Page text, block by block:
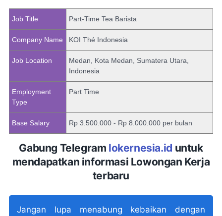
Job Title Part-Time Tea Barista
Company Name KOI Thé Indonesia
Job Location
Medan, Kota Medan, Sumatera Utara,
Indonesia
Employment
Type
Part Time
Base Salary Rp 3.500.000 - Rp 8.000.000 per bulan
Gabung Telegram lokernesia.id untuk
mendapatkan informasi Lowongan Kerja
terbaru
Jangan lupa menabung kebaikan dengan